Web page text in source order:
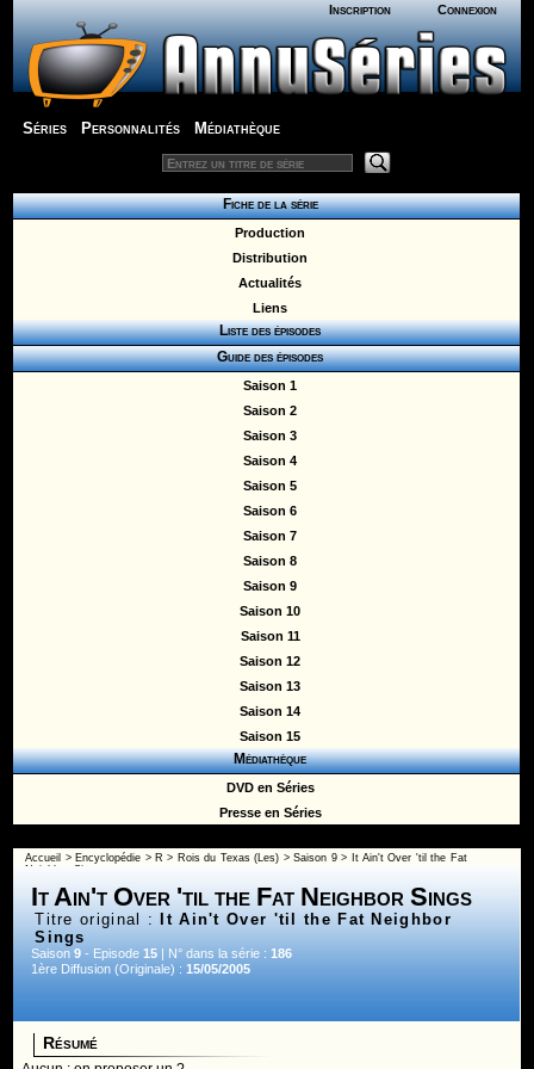
Inscription Connexion
Séries Personnalités Médiathèque
Fiche de la série
Production
Distribution
Actualités
Liens
Liste des épisodes
Guide des épisodes
Saison 1
Saison 2
Saison 3
Saison 4
Saison 5
Saison 6
Saison 7
Saison 8
Saison 9
Saison 10
Saison 11
Saison 12
Saison 13
Saison 14
Saison 15
Médiathèque
DVD en Séries
Presse en Séries
Accueil > Encyclopédie > R > Rois du Texas (Les) >Saison 9> It Ain't Over 'til the Fat
Neighbor Sings
It Ain't Over 'til the Fat Neighbor Sings
Titre original :
It Ain't Over 'til the Fat Neighbor
Sings
Saison9 - Episode15 | N° dans la série :186
1ère Diffusion (Originale) :15/05/2005
Résumé